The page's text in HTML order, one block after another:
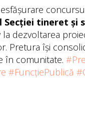
Secției tineret și
dezvoltarea
Pretura își
în comunitate.
#FuncțiePublică